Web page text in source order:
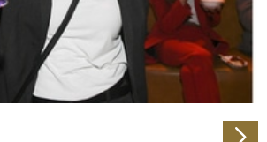
geben wir Informationen zu Ihrer
Website an unsere Partner für
und Analysen weiter. Unsere
Informationen möglicherweise mit
die Sie ihnen bereitgestellt